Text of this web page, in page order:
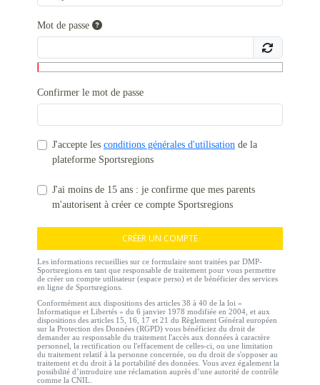
Mot de passe
Confirmer le mot de passe
J'accepte les conditions générales d'utilisation de la
plateforme Sportsregions
J'ai moins de 15 ans : je confirme que mes parents
m'autorisent à créer ce compte Sportsregions
CRÉER UN COMPTE
Les informations recueillies sur ce formulaire sont traitées par DMP-
Sportsregions en tant que responsable de traitement pour vous permettre
de créer un compte utilisateur (espace perso) et de bénéficier des services
en ligne de Sportsregions.
Conformément aux dispositions des articles 38 à 40 de la loi «
Informatique et Libertés » du 6 janvier 1978 modifiée en 2004, et aux
dispositions des articles 15, 16, 17 et 21 du Règlement Général européen
sur la Protection des Données (RGPD) vous bénéficiez du droit de
demander au responsable du traitement l'accès aux données à caractère
personnel, la rectification ou l'effacement de celles-ci, ou une limitation
du traitement relatif à la personne concernée, ou du droit de s'opposer au
traitement et du droit à la portabilité des données. Vous avez également la
possibilité d’introduire une réclamation auprès d’une autorité de contrôle
comme la CNIL.